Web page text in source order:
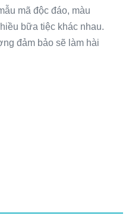
mã độc đáo, màu
bữa tiệc khác nhau.
đảm bảo sẽ làm hài